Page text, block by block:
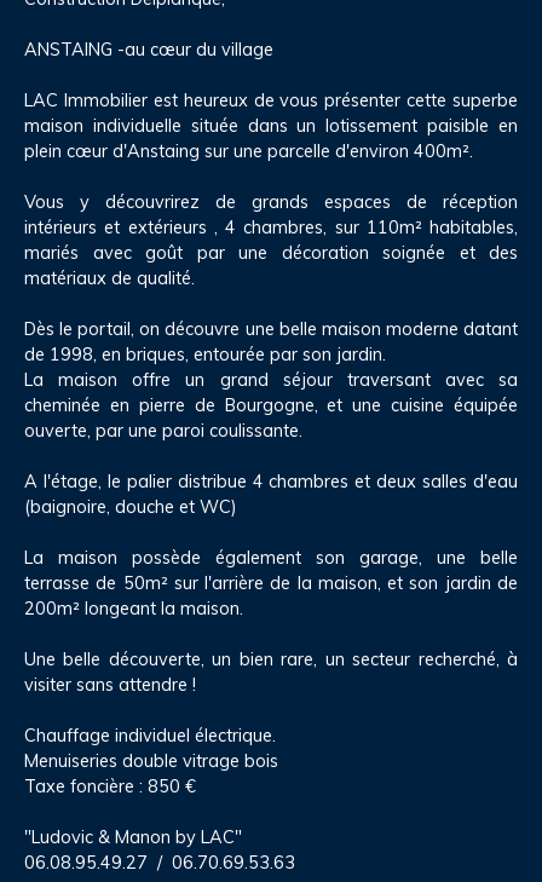
ANSTAING -au cœur du village
LAC Immobilier est heureux de vous présenter cette superbe
maison individuelle située dans un lotissement paisible en
plein cœur d'Anstaing sur une parcelle d'environ 400m².
Vous y découvrirez de grands espaces de réception
intérieurs et extérieurs , 4 chambres, sur 110m² habitables,
mariés avec goût par une décoration soignée et des
matériaux de qualité.
Dès le portail, on découvre une belle maison moderne datant
de 1998, en briques, entourée par son jardin.
La maison offre un grand séjour traversant avec sa
cheminée en pierre de Bourgogne, et une cuisine équipée
ouverte, par une paroi coulissante.
A l'étage, le palier distribue 4 chambres et deux salles d'eau
(baignoire, douche et WC)
La maison possède également son garage, une belle
terrasse de 50m² sur l'arrière de la maison, et son jardin de
200m² longeant la maison.
Une belle découverte, un bien rare, un secteur recherché, à
visiter sans attendre !
Chauffage individuel électrique.
Menuiseries double vitrage bois
Taxe foncière : 850 €
"Ludovic & Manon by LAC"
06.08.95.49.27 / 06.70.69.53.63